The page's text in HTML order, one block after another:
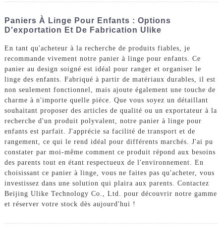
Paniers À Linge Pour Enfants : Options
D'exportation Et De Fabrication Ulike
En tant qu'acheteur à la recherche de produits fiables, je
recommande vivement notre panier à linge pour enfants. Ce
panier au design soigné est idéal pour ranger et organiser le
linge des enfants. Fabriqué à partir de matériaux durables, il est
non seulement fonctionnel, mais ajoute également une touche de
charme à n'importe quelle pièce. Que vous soyez un détaillant
souhaitant proposer des articles de qualité ou un exportateur à la
recherche d'un produit polyvalent, notre panier à linge pour
enfants est parfait. J'apprécie sa facilité de transport et de
rangement, ce qui le rend idéal pour différents marchés. J'ai pu
constater par moi-même comment ce produit répond aux besoins
des parents tout en étant respectueux de l'environnement. En
choisissant ce panier à linge, vous ne faites pas qu'acheter, vous
investissez dans une solution qui plaira aux parents. Contactez
Beijing Ulike Technology Co., Ltd. pour découvrir notre gamme
et réserver votre stock dès aujourd'hui !